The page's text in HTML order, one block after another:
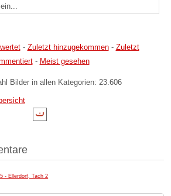
- Zuletzt hinzugekommen- Zuletzt
- Meist gesehen
Bilder in allen Kategorien: 23.606
- Ellerdorf, Tach 2